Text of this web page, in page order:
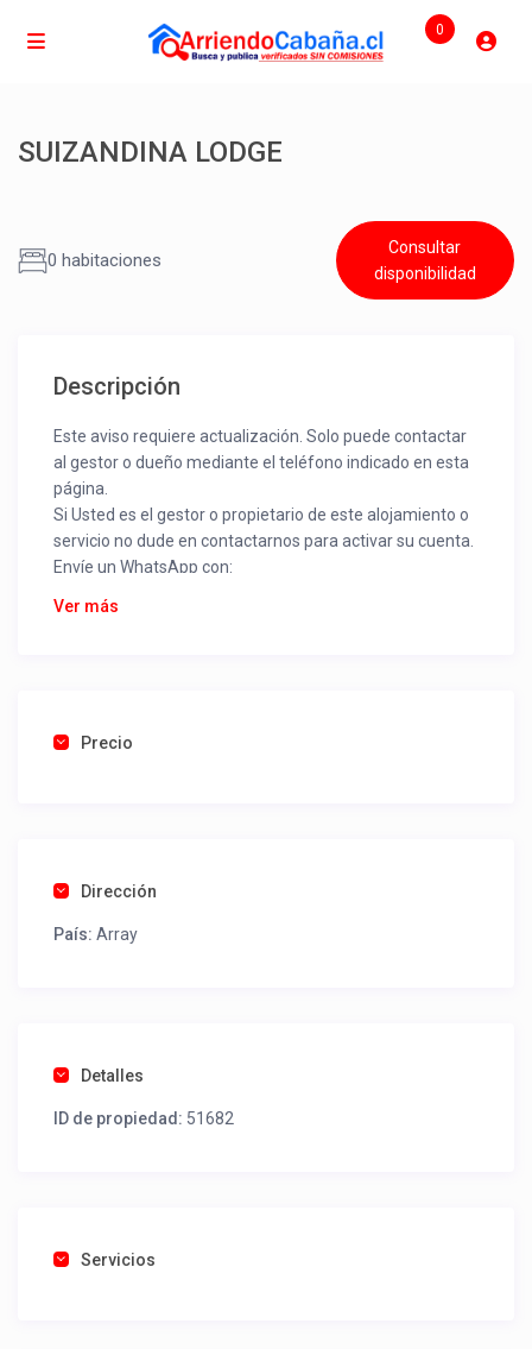
0
SUIZANDINA LODGE
0 habitaciones
Consultar
disponibilidad
Descripción
Este aviso requiere actualización. Solo puede contactar
al gestor o dueño mediante el teléfono indicado en esta
página.
Si Usted es el gestor o propietario de este alojamiento o
servicio no dude en contactarnos para activar su cuenta.
Envíe un WhatsApp con:
Nombre alojamiento o servicio
Una foto de cuenta de luz o agua o gas que acredite
como un profesional sin COMISIONES ni ESTAFAS.
Tel contacto propiedad:
Ver más
Precio
Dirección
País: Array
Detalles
ID de propiedad: 51682
Servicios